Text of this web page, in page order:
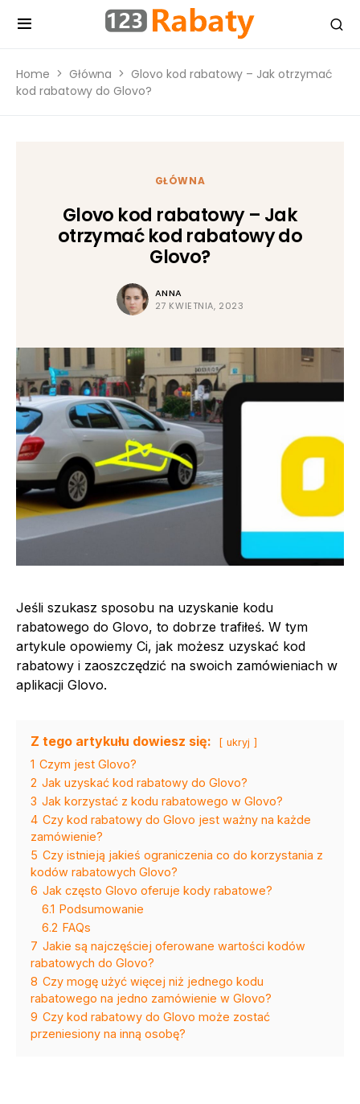
Home Główna
Glovo kod rabatowy – Jak otrzymać
kod rabatowy do Glovo?
GŁÓWNA
Glovo kod rabatowy – Jak
otrzymać kod rabatowy do
Glovo?
ANNA
27 KWIETNIA, 2023
Jeśli szukasz sposobu na uzyskanie kodu
rabatowego do Glovo, to dobrze trafiłeś. W tym
artykule opowiemy Ci, jak możesz uzyskać kod
rabatowy i zaoszczędzić na swoich zamówieniach w
aplikacji Glovo.
Z tego artykułu dowiesz się: ukryj
1 Czym jest Glovo?
2 Jak uzyskać kod rabatowy do Glovo?
3 Jak korzystać z kodu rabatowego w Glovo?
4 Czy kod rabatowy do Glovo jest ważny na każde
zamówienie?
5 Czy istnieją jakieś ograniczenia co do korzystania z
kodów rabatowych Glovo?
6 Jak często Glovo oferuje kody rabatowe?
6.1 Podsumowanie
6.2 FAQs
7 Jakie są najczęściej oferowane wartości kodów
rabatowych do Glovo?
8 Czy mogę użyć więcej niż jednego kodu
rabatowego na jedno zamówienie w Glovo?
9 Czy kod rabatowy do Glovo może zostać
przeniesiony na inną osobę?